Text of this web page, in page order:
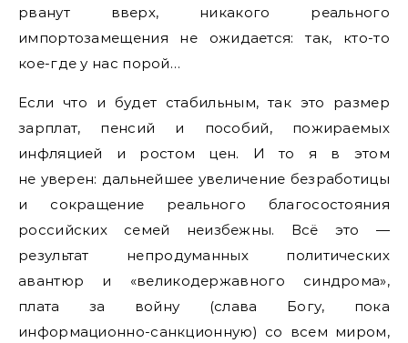
рванут вверх, никакого реального
импортозамещения не ожидается: так, кто-то
кое-где у нас порой…
Если что и будет стабильным, так это размер
зарплат, пенсий и пособий, пожираемых
инфляцией и ростом цен. И то я в этом
не уверен: дальнейшее увеличение безработицы
и сокращение реального благосостояния
российских семей неизбежны. Всё это —
результат непродуманных политических
авантюр и «великодержавного синдрома»,
плата за войну (слава Богу, пока
информационно-санкционную) со всем миром,